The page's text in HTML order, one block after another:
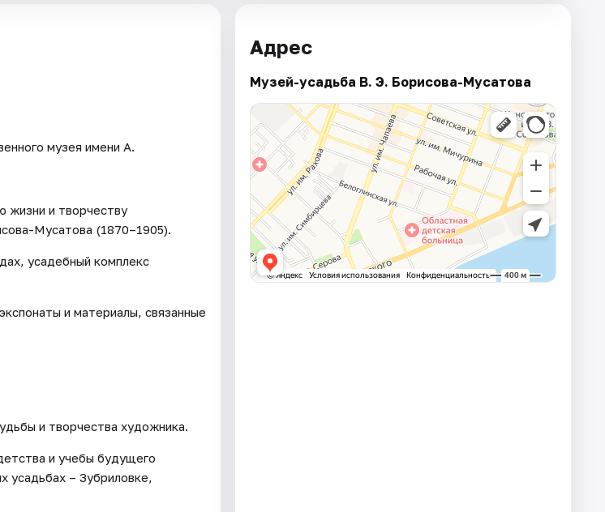
музея имени А.
жизни и творчеству
Мусатова (1870–1905).
усадебный комплекс
и материалы, связанные
и творчества художника.
и учебы будущего
усадьбах – Зубриловке,
Адрес
Музей-усадьба В. Э. Борисова-Мусатова